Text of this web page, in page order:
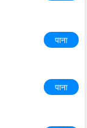
पाना
पाना